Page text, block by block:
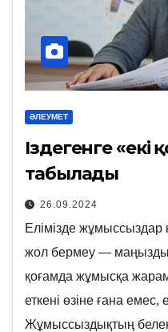
ӘЛЕУМЕТ
Іздегенге «екі
табылады
26.09.2024
Елімізде жұмыссыздар
жол бермеу — маңызды
қоғамда жұмысқа
еткені өзіне ғана емес,
Жұмыссыздықтың